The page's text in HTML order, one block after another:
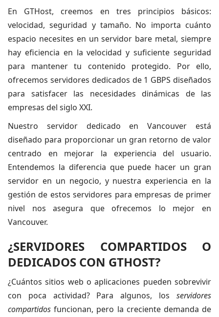
En GTHost, creemos en tres principios básicos:
velocidad, seguridad y tamaño. No importa cuánto
espacio necesites en un servidor bare metal, siempre
hay eficiencia en la velocidad y suficiente seguridad
para mantener tu contenido protegido. Por ello,
ofrecemos servidores dedicados de 1 GBPS diseñados
para satisfacer las necesidades dinámicas de las
empresas del siglo XXI.
Nuestro servidor dedicado en Vancouver está
diseñado para proporcionar un gran retorno de valor
centrado en mejorar la experiencia del usuario.
Entendemos la diferencia que puede hacer un gran
servidor en un negocio, y nuestra experiencia en la
gestión de estos servidores para empresas de primer
nivel nos asegura que ofrecemos lo mejor en
Vancouver.
¿SERVIDORES COMPARTIDOS O
DEDICADOS CON GTHOST?
¿Cuántos sitios web o aplicaciones pueden sobrevivir
con poca actividad? Para algunos, los servidores
compartidos funcionan, pero la creciente demanda de